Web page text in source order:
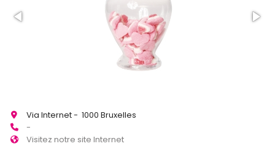
Via Internet - 1000 Bruxelles
-
Visitez notre site Internet